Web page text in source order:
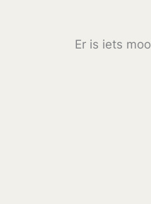
Er is iets